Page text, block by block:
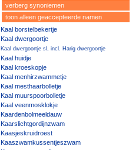
verberg synoniemen
toon alleen geaccepteerde namen
Kaal borstelbekertje
Kaal dwergoortje
Kaal dwergoortje sl, incl. Harig dwergoortje
Kaal huidje
Kaal kroeskopje
Kaal menhirzwammetje
Kaal mesthaarbolletje
Kaal muurspoorbolletje
Kaal veenmosklokje
Kaardenbolmeeldauw
Kaarslichtgordijnzwam
Kaasjeskruidroest
Kaaszwamkussentjeszwam